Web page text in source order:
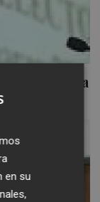
y cuenta
en su